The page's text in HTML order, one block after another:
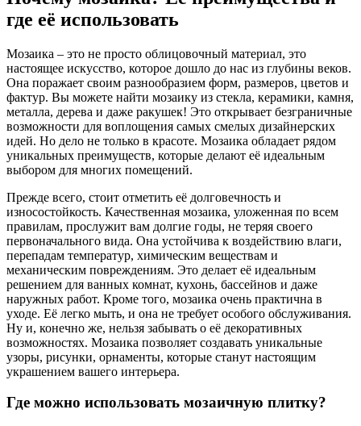
где её использовать
Мозаика – это не просто облицовочный материал, это
настоящее искусство, которое дошло до нас из глубины веков.
Она поражает своим разнообразием форм, размеров, цветов и
фактур. Вы можете найти мозаику из стекла, керамики, камня,
металла, дерева и даже ракушек! Это открывает безграничные
возможности для воплощения самых смелых дизайнерских
идей. Но дело не только в красоте. Мозаика обладает рядом
уникальных преимуществ, которые делают её идеальным
выбором для многих помещений.
Прежде всего, стоит отметить её долговечность и
износостойкость. Качественная мозаика, уложенная по всем
правилам, прослужит вам долгие годы, не теряя своего
первоначального вида. Она устойчива к воздействию влаги,
перепадам температур, химическим веществам и
механическим повреждениям. Это делает её идеальным
решением для ванных комнат, кухонь, бассейнов и даже
наружных работ. Кроме того, мозаика очень практична в
уходе. Её легко мыть, и она не требует особого обслуживания.
Ну и, конечно же, нельзя забывать о её декоративных
возможностях. Мозаика позволяет создавать уникальные
узоры, рисунки, орнаменты, которые станут настоящим
украшением вашего интерьера.
Где можно использовать мозаичную плитку?